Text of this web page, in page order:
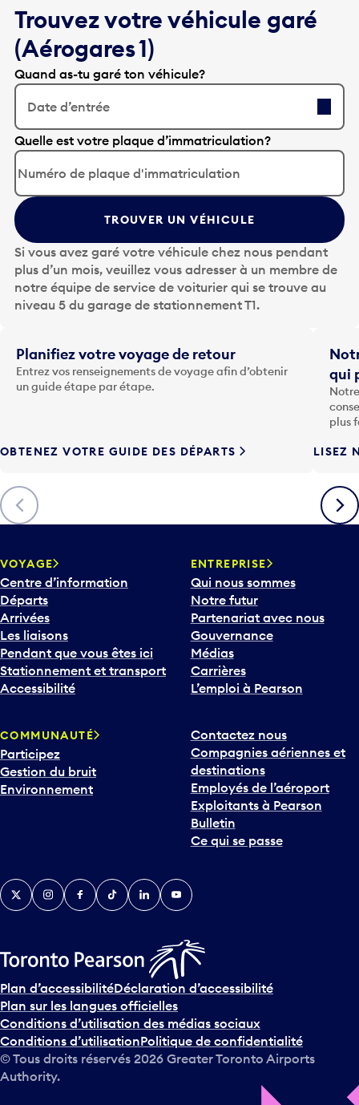
(Aérogares 1)
Quand as-tu garé ton véhicule?
Date d’entrée
A
p
p
u
y
e
z
s
u
r
l
a
o
u
c
l
c
h
e
e
r
s
l
e
b
a
s
u
r
i
n
e
n
i
u
r
l
e
c
a
l
Quelle est votre plaque d’immatriculation?
Si vous avez garé votre véhicule chez nous pendant
plus d’un mois, veuillez vous adresser à un membre de
notre équipe de service de voiturier qui se trouve au
niveau 5 du garage de stationnement T1.
Entrez vos renseignements de voyage afin d’obtenir
un guide étape par étape.
qui
plus
Centre d’information
Départs
Arrivées
Les liaisons
Pendant que vous êtes ici
Stationnement et transport
Accessibilité
Qui nous sommes
Notre futur
Partenariat avec nous
Gouvernance
Médias
Carrières
L’emploi à Pearson
Participez
Gestion du bruit
Environnement
Compagnies aériennes et
destinations
Employés de l’aéroport
Exploitants à Pearson
Bulletin
Ce qui se passe
Plan d’accessibilitéDéclaration d’accessibilité
Plan sur les langues officielles
Conditions d’utilisation des médias sociaux
Conditions d’utilisation Politique de confidentialité
© Tous droits réservés2026Greater Toronto Airports
Authority.